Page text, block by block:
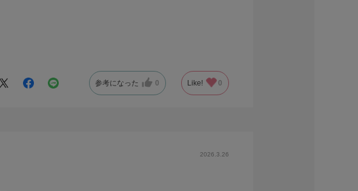
参考になった 0 Like! 0
2026.3.26